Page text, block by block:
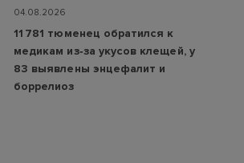
04.08.2026
11 781 тюменец обратился к
медикам из‑за укусов клещей, у
83 выявлены энцефалит и
боррелиоз